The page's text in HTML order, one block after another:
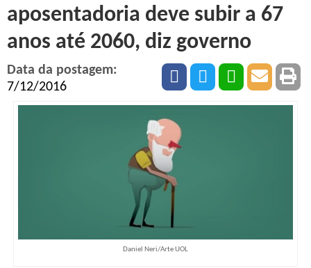
aposentadoria deve subir a 67
anos até 2060, diz governo
Data da postagem:
7/12/2016
Daniel Neri/Arte UOL